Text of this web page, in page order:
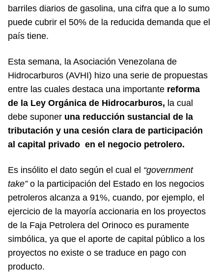
barriles diarios de gasolina, una cifra que a lo sumo
puede cubrir el 50% de la reducida demanda que el
país tiene.
Esta semana, la Asociación Venezolana de
Hidrocarburos (AVHI) hizo una serie de propuestas
entre las cuales destaca una importante reforma
de la Ley Orgánica de Hidrocarburos, la cual
debe suponer una reducción sustancial de la
tributación y una cesión clara de participación
al capital privado en el negocio petrolero.
Es insólito el dato según el cual el “government
take”o la participación del Estado en los negocios
petroleros alcanza a 91%, cuando, por ejemplo, el
ejercicio de la mayoría accionaria en los proyectos
de la Faja Petrolera del Orinoco es puramente
simbólica, ya que el aporte de capital público a los
proyectos no existe o se traduce en pago con
producto.